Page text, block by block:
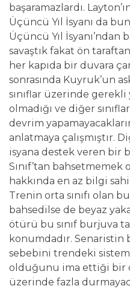
başaramazlardı.
Üçüncü Yıl İsyanı da
Üçüncü Yıl
savaştık fakat ön
her kapıda bir duvara
sonrasında Kuyruk’un
sınıflar üzerinde
olmadığı ve diğer
devrim
anlatmaya çalışmıştır.
isyana destek veren bir
Sınıf’tan bahsetmemek
hakkında en az bilgi
Trenin orta sınıfı olan
bahsedilse de beyaz
ötürü bu sınıf burjuva
konumdadır. Senaristin
sebebini trendeki
olduğunu ima ettiği bir
üzerinde fazla